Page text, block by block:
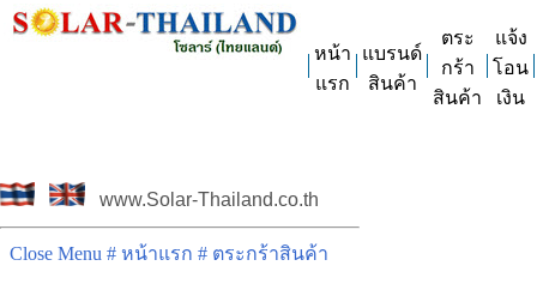
หน้า
แรก
แบรนด์
สินค้า
ตระ
กร้า
สินค้า
แจ้ง
โอน
เงิน
www.Solar-Thailand.co.th
Close Menu # หน้าแรก # ตระกร้าสินค้า